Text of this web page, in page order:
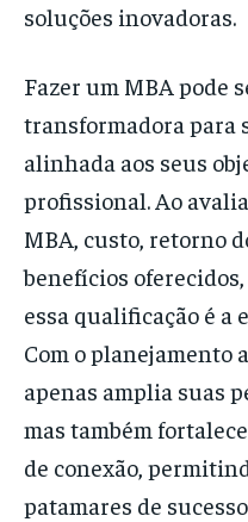
soluções inovadoras.
Fazer um MBA pode
transformadora para
alinhada aos seus
profissional. Ao
MBA, custo, retorno
benefícios
essa qualificação é a
Com o planejamento
apenas amplia suas
mas também
de conexão,
patamares de